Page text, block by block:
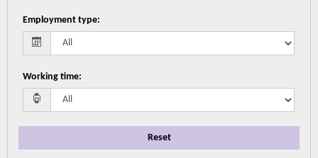
Employment type:
Working time:
Reset